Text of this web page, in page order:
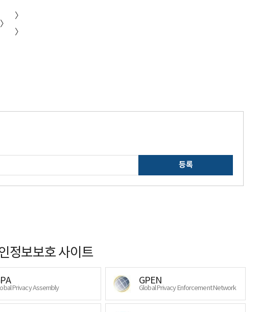
〉
〉
〉
등록
정보보호 사이트
Privacy Assembly
GPEN
Global Privacy Enforcement Network